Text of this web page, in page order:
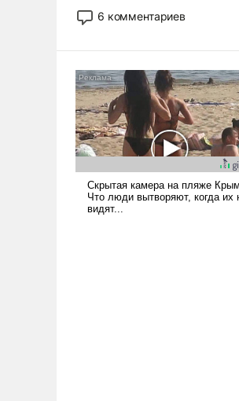
США потребуется более трех
лет. Даже небольшая война с
Сложившаяся ситуация
означает многолетний период
уязвимости США, например,
перед Китаем.
6 комментариев